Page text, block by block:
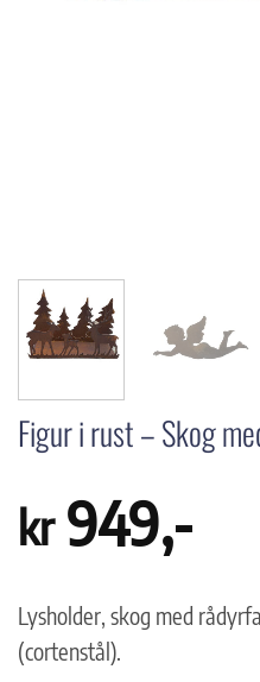
Figur i rust – Skog
kr949,-
Lysholder, skog med
(cortenstål).